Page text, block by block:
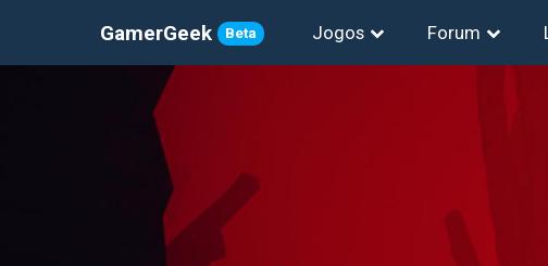
GamerGeek Beta Jogos Forum